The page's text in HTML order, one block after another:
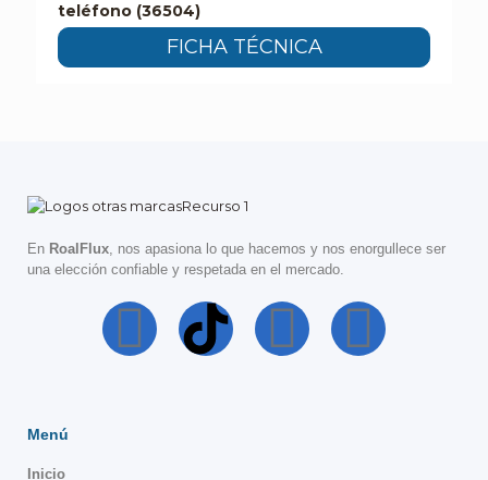
teléfono (36504)
FICHA TÉCNICA
En RoalFlux, nos apasiona lo que hacemos y nos enorgullece ser
una elección confiable y respetada en el mercado.
Menú
Inicio